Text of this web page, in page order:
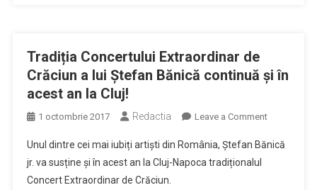
Tradiția Concertului Extraordinar de
Crăciun a lui Ștefan Bănică continuă și în
acest an la Cluj!
1 octombrie 2017 Redactia Leave a Commenton
Concertului
Unul dintre cei mai iubiți artiști din România, Ștefan Bănică
jr. va susține și în acest an la Cluj-Napoca tradiționalul
Concert Extraordinar de Crăciun.